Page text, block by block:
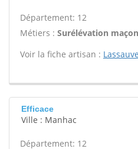
Département: 12
Métiers : Surélévation
Voir la fiche artisan :
Efficace
Ville : Manhac
Département: 12